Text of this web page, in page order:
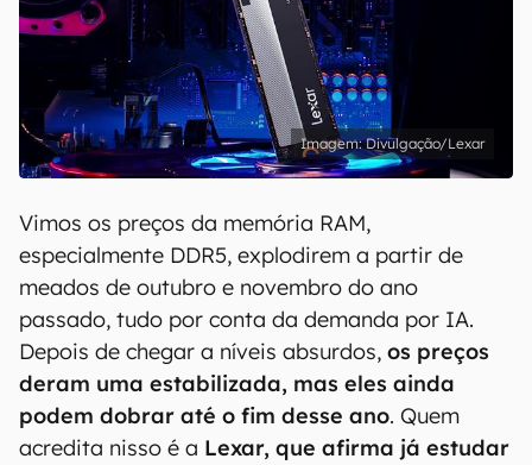
Divulgação/Lexar
Vimos os preços da memória RAM,
especialmente DDR5, explodirem a partir de
meados de outubro e novembro do ano
passado, tudo por conta da demanda por IA.
Depois de chegar a níveis absurdos, os preços
deram uma estabilizada, mas eles ainda
podem dobrar até o fim desse ano. Quem
acredita nisso é a Lexar, que afirma já estudar